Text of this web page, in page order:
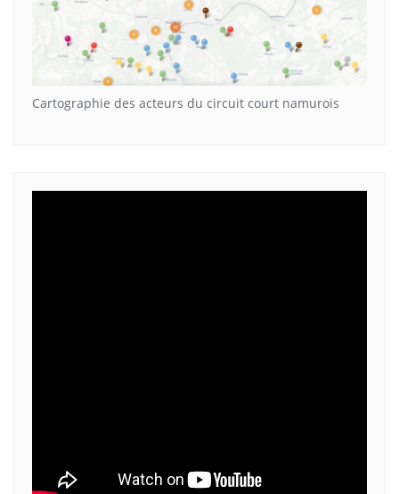
Cartographie des acteurs du circuit court namurois